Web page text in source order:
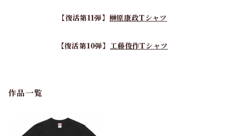
【復活第11弾】 榊原康政Tシャツ
【復活第10弾】 工藤俊作Tシャツ
作品一覧